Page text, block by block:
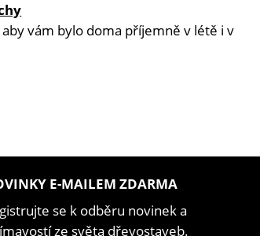
vám bylo doma příjemně v létě i v
E-MAILEM ZDARMA
se k odběru novinek a
ze světa dřevostaveb.